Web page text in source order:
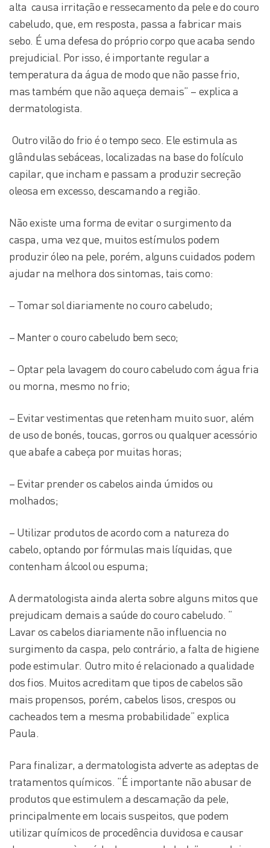
alta causa irritação e ressecamento da pele e do couro
cabeludo, que, em resposta, passa a fabricar mais
sebo. É uma defesa do próprio corpo que acaba sendo
prejudicial. Por isso, é importante regular a
temperatura da água de modo que não passe frio,
mas também que não aqueça demais” – explica a
dermatologista.
Outro vilão do frio é o tempo seco. Ele estimula as
glândulas sebáceas, localizadas na base do folículo
capilar, que incham e passam a produzir secreção
oleosa em excesso, descamando a região.
Não existe uma forma de evitar o surgimento da
caspa, uma vez que, muitos estímulos podem
produzir óleo na pele, porém, alguns cuidados podem
ajudar na melhora dos sintomas, tais como:
– Tomar sol diariamente no couro cabeludo;
– Manter o couro cabeludo bem seco;
– Optar pela lavagem do couro cabeludo com água fria
ou morna, mesmo no frio;
– Evitar vestimentas que retenham muito suor, além
de uso de bonés, toucas, gorros ou qualquer acessório
que abafe a cabeça por muitas horas;
– Evitar prender os cabelos ainda úmidos ou
molhados;
– Utilizar produtos de acordo com a natureza do
cabelo, optando por fórmulas mais líquidas, que
contenham álcool ou espuma;
A dermatologista ainda alerta sobre alguns mitos que
prejudicam demais a saúde do couro cabeludo. “
Lavar os cabelos diariamente não influencia no
surgimento da caspa, pelo contrário, a falta de higiene
pode estimular. Outro mito é relacionado a qualidade
dos fios. Muitos acreditam que tipos de cabelos são
mais propensos, porém, cabelos lisos, crespos ou
cacheados tem a mesma probabilidade” explica
Paula.
Para finalizar, a dermatologista adverte as adeptas de
tratamentos químicos. “É importante não abusar de
produtos que estimulem a descamação da pele,
principalmente em locais suspeitos, que podem
utilizar químicos de procedência duvidosa e causar